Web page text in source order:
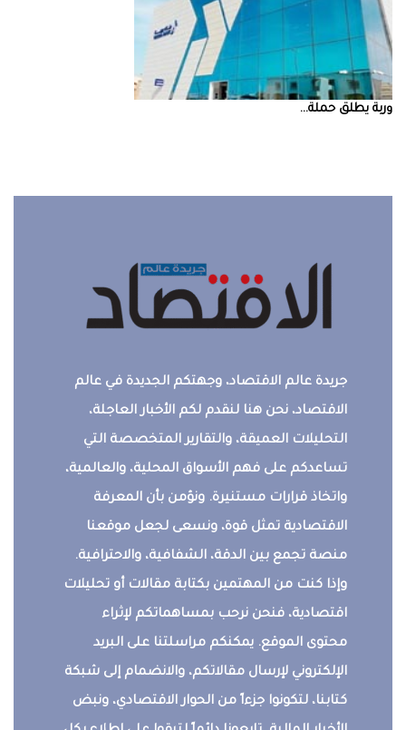
‮‬وربة‮‬‭ ‬يطلق‭ ‬حملة‭ ...
جريدة عالم الاقتصاد، وجهتكم الجديدة في عالم
الاقتصاد، نحن هنا لنقدم لكم الأخبار العاجلة،
التحليلات العميقة، والتقارير المتخصصة التي
تساعدكم على فهم الأسواق المحلية، والعالمية،
واتخاذ قرارات مستنيرة. ونؤمن بأن المعرفة
الاقتصادية تمثل قوة، ونسعى لجعل موقعنا
منصة تجمع بين الدقة، الشفافية، والاحترافية.
وإذا كنت من المهتمين بكتابة مقالات أو تحليلات
اقتصادية، فنحن نرحب بمساهماتكم لإثراء
محتوى الموقع. يمكنكم مراسلتنا على البريد
الإلكتروني لإرسال مقالاتكم، والانضمام إلى شبكة
كتابنا، لتكونوا جزءاً من الحوار الاقتصادي، ونبض